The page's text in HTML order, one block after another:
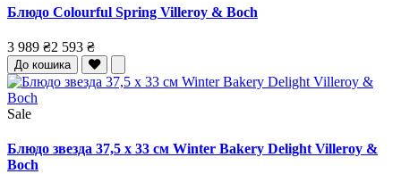
Блюдо Colourful Spring Villeroy & Boch
3 989 ₴2 593 ₴
До кошика
Sale
Блюдо звезда 37,5 x 33 см Winter Bakery Delight Villeroy &
Boch